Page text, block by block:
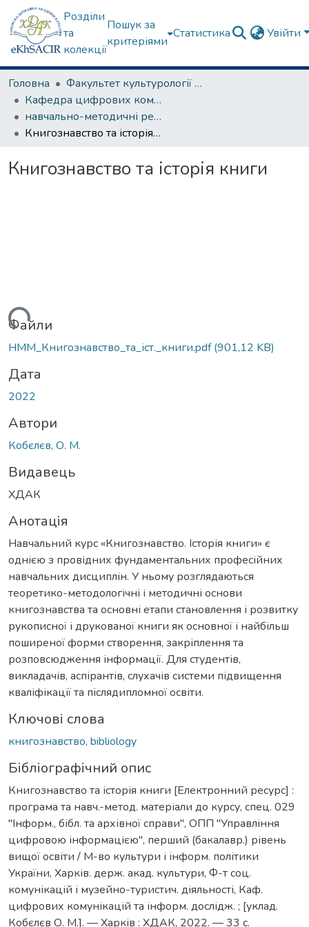
Розділи
та
колекції
Пошук за
критеріями
Статистика Увійти
Головна
Факультет культурології та соціальних комунікацій
Кафедра цифрових комунікацій та інформаційних технологій
навчально-методичні рекомендації, програми дисциплін
Книгознавство та історія книги
Книгознавство та історія книги
Файли
НММ_Книгознавство_та_іст._книги.pdf(901,12 KB)
Дата
2022
Автори
Кобєлєв, О. М.
Видавець
ХДАК
Анотація
Навчальний курс «Книгознавство. Історія книги» є
однією з провідних фундаментальних професійних
навчальних дисциплін. У ньому розглядаються
теоретико-методологічні і методичні основи
книгознавства та основні етапи становлення і розвитку
рукописної і друкованої книги як основної і найбільш
поширеної форми створення, закріплення та
розповсюдження інформації. Для студентів,
викладачів, аспірантів, слухачів системи підвищення
кваліфікації та післядипломної освіти.
Ключові слова
книгознавство, bibliology
Бібліографічний опис
Книгознавство та історія книги [Електронний ресурс] :
програма та навч.-метод. матеріали до курсу, спец. 029
"Інформ., бібл. та архівної справи", ОПП "Управління
цифровою інформацією", перший (бакалавр.) рівень
вищої освіти / М-во культури і інформ. політики
України, Харків. держ. акад. культури, Ф-т соц.
комунікацій і музейно-туристич. діяльності, Каф.
цифрових комунікацій та інформ. дослідж. ; [уклад.
Кобєлєв О. М.]. — Харків : ХДАК, 2022. — 33 с.